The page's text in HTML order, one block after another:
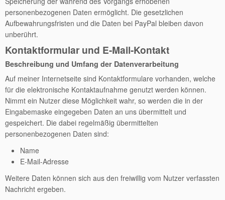
personenbezogenen Daten ermöglicht. Die gesetzlichen
Aufbewahrungsfristen und die Daten bei PayPal bleiben davon
unberührt.
Kontaktformular und E-Mail-Kontakt
Beschreibung und Umfang der Datenverarbeitung
Auf meiner Internetseite sind Kontaktformulare vorhanden, welche
für die elektronische Kontaktaufnahme genutzt werden können.
Nimmt ein Nutzer diese Möglichkeit wahr, so werden die in der
Eingabemaske eingegeben Daten an uns übermittelt und
gespeichert. Die dabei regelmäßig übermittelten
personenbezogenen Daten sind:
Name
E-Mail-Adresse
Weitere Daten können sich aus den freiwillig vom Nutzer verfassten
Nachricht ergeben.